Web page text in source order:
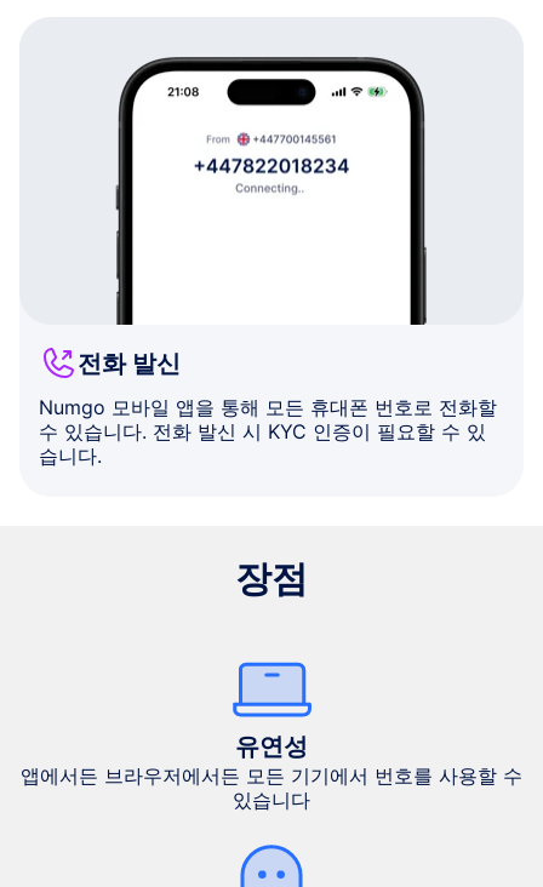
전화 발신
Numgo 모바일 앱을 통해 모든 휴대폰 번호로 전화할
수 있습니다. 전화 발신 시 KYC 인증이 필요할 수 있
습니다.
장점
유연성
앱에서든 브라우저에서든 모든 기기에서 번호를 사용할 수
있습니다